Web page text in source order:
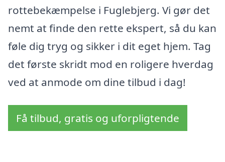
rottebekæmpelse i Fuglebjerg. Vi gør det
nemt at finde den rette ekspert, så du kan
føle dig tryg og sikker i dit eget hjem. Tag
det første skridt mod en roligere hverdag
ved at anmode om dine tilbud i dag!
Få tilbud, gratis og uforpligtende